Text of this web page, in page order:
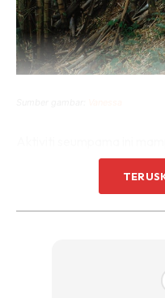
meningkatkan tahap
menjimatkan
peralatan atau
kekuatan tenaga dan